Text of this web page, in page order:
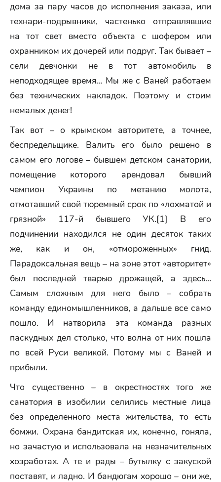
дома за пару часов до исполнения заказа, или
технари-подрывники, частенько отправлявшие
на тот свет вместо объекта с шофером или
охранником их дочерей или подруг. Так бывает –
сели девчонки не в тот автомобиль в
неподходящее время… Мы же с Ваней работаем
без технических накладок. Поэтому и стоим
немалых денег!
Так вот – о крымском авторитете, а точнее,
беспредельщике. Валить его было решено в
самом его логове – бывшем детском санатории,
помещение которого арендовал бывший
чемпион Украины по метанию молота,
отмотавший свой тюремный срок по «лохматой и
грязной» 117-й бывшего УК.[1] В его
подчинении находился не один десяток таких
же, как и он, «отмороженных» гнид.
Парадоксальная вещь – на зоне этот «авторитет»
был последней тварью дрожащей, а здесь…
Самым сложным для него было – собрать
команду единомышленников, а дальше все само
пошло. И натворила эта команда разных
паскудных дел столько, что волна от них пошла
по всей Руси великой. Потому мы с Ваней и
прибыли.
Что существенно – в окрестностях того же
санатория в изобилии селились местные лица
без определенного места жительства, то есть
бомжи. Охрана бандитская их, конечно, гоняла,
но зачастую и использовала на незначительных
хозработах. А те и рады – бутылку с закуской
поставят, и ладно. И бандюгам хорошо – они же,